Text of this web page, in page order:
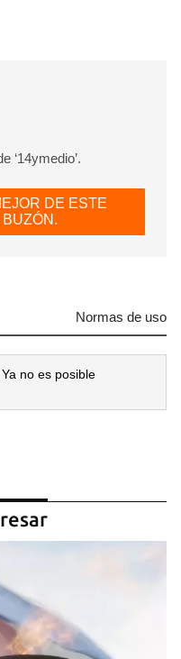
‘14ymedio’.
DE ESTE
Normas de uso
no es posible